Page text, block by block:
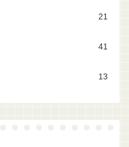
21
41
13